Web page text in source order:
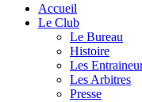
Accueil
Le Club
Le Bureau
Histoire
Les
Les Arbitres
Presse